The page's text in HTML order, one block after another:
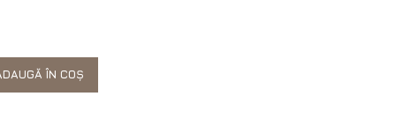
ÎN COȘ